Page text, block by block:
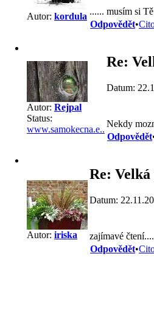
Autor: kordula ...... musím si
Odpovědět•
Autor: Rejpal
Status:
www.samokecna.e..
Re:
Datum:
Nekdy
Odpovědět
Autor: iriska
Re:
Datum:
zajímavé čtení....
Odpovědět•